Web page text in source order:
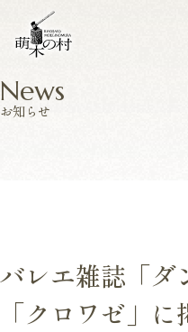
News
お知らせ
バレエ雑誌「ダ
「クロワゼ」